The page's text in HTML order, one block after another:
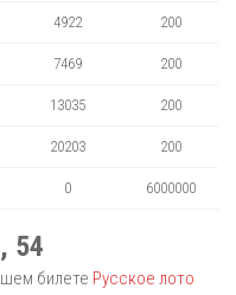
4922 200
7469 200
13035 200
20203 200
0 6000000
54
билете Русское лото